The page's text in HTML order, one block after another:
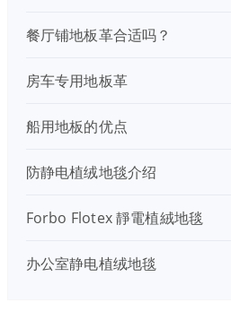
餐厅铺地板革合适吗？
房车专用地板革
船用地板的优点
防静电植绒地毯介绍
Forbo Flotex 靜電植絨地毯
办公室静电植绒地毯